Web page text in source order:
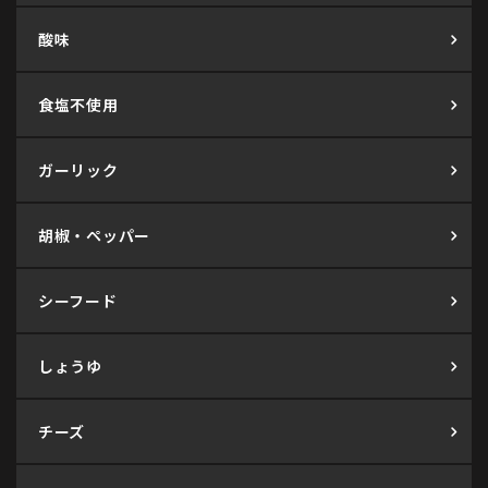
酸味
食塩不使用
ガーリック
胡椒・ペッパー
シーフード
しょうゆ
チーズ